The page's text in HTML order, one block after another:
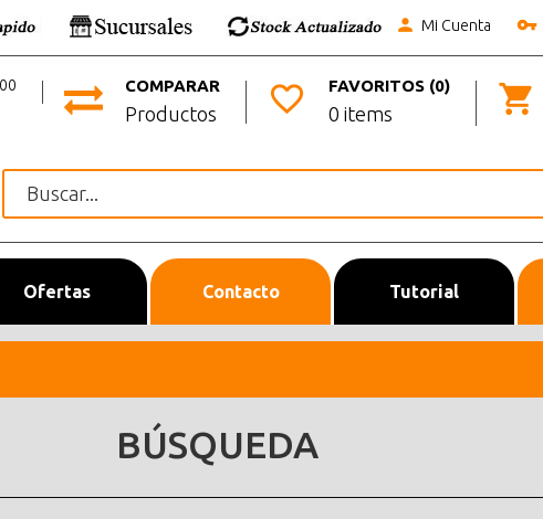
Mi Cuenta
FAVORITOS (0)
0 items
COMPARAR
Productos
Ofertas Contacto Tutorial
BÚSQUEDA